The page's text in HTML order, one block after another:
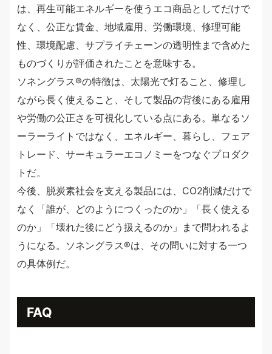
は、再生可能エネルギーを使うエコ商品としてだけで
なく、公正な賃金、地域雇用、労働環境、修理可能
性、環境配慮、サプライチェーンの透明性まで含めた
ものづくりが評価されたことを意味する。
ソネングラス®︎の特徴は、太陽光で灯ること、修理し
ながら長く使えること、そして製品の背後にある雇用
や労働の公正さを可視化している点にある。単なるソ
ーラーライトではなく、エネルギー、暮らし、フェア
トレード、サーキュラーエコノミーをつなぐプロダク
トだ。
今後、脱炭素社会を支える製品には、CO2削減だけで
なく「誰が、どのようにつくったのか」「長く使える
のか」「壊れた後にどう扱えるのか」まで問われるよ
うになる。ソネングラス®︎は、その問いに対する一つ
の具体例だ。
FAQ